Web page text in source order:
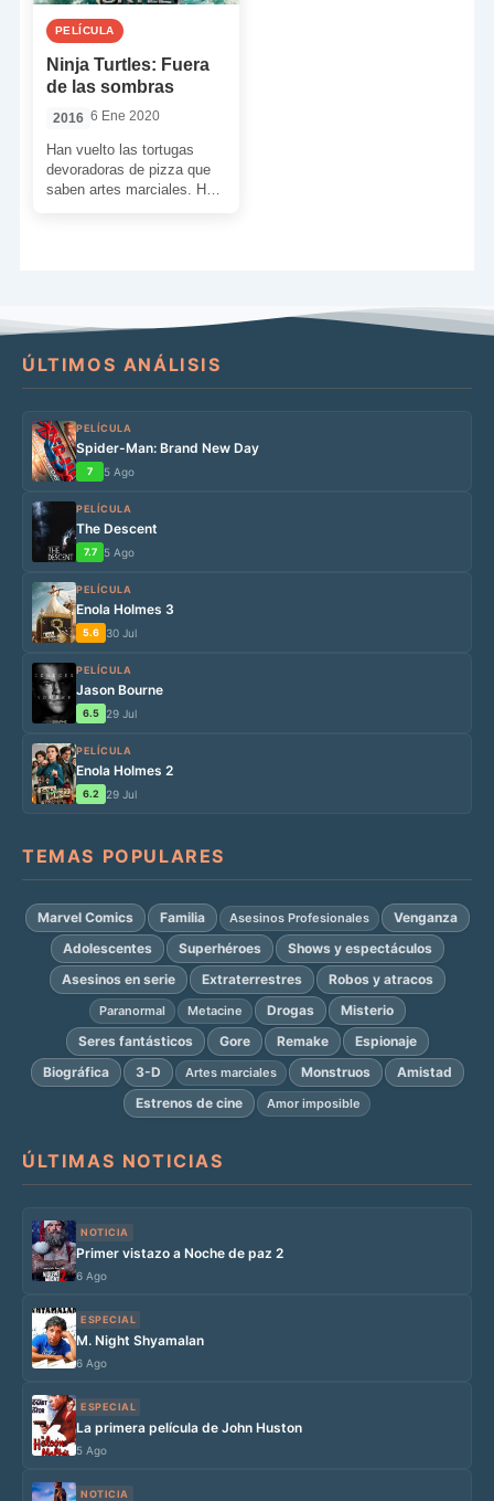
PELÍCULA
Ninja Turtles: Fuera
de las sombras
2016 6 Ene 2020
Han vuelto las tortugas
devoradoras de pizza que
saben artes marciales. Han
ÚLTIMOS ANÁLISIS
PELÍCULA
Spider-Man: Brand New Day
7 5 Ago
PELÍCULA
The Descent
7.7 5 Ago
PELÍCULA
Enola Holmes 3
5.6 30 Jul
PELÍCULA
Jason Bourne
6.5 29 Jul
PELÍCULA
Enola Holmes 2
6.2 29 Jul
TEMAS POPULARES
Marvel Comics Familia Asesinos Profesionales
Venganza
Adolescentes
Superhéroes
Shows y espectáculos
Asesinos en serie
Extraterrestres Robos y atracos
Paranormal Metacine Drogas
Misterio
Seres fantásticos
Gore Remake
Espionaje
Biográfica
3-D Artes marciales Monstruos
Amistad
Estrenos de cine
Amor imposible
ÚLTIMAS NOTICIAS
NOTICIA
Primer vistazo a Noche de paz 2
6 Ago
ESPECIAL
M. Night Shyamalan
6 Ago
ESPECIAL
La primera película de John Huston
5 Ago
NOTICIA